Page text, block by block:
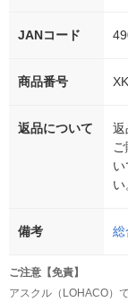
JANコード
商品番号
返品について
返
い
備考 総
ご注意【免責】
アスクル（LOHACO）